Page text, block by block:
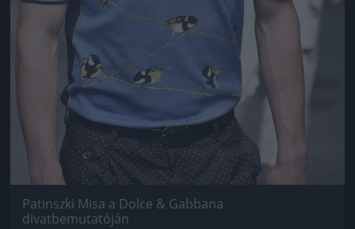
Patinszki Misa a Dolce & Gabbana
divatbemutatóján